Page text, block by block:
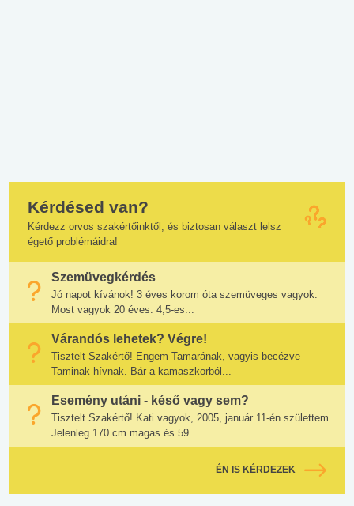
Kérdésed van?
Kérdezz orvos szakértőinktől, és biztosan választ lelsz
égető problémáidra!
Szemüvegkérdés
Jó napot kívánok! 3 éves korom óta szemüveges vagyok.
Most vagyok 20 éves. 4,5-es...
Várandós lehetek? Végre!
Tisztelt Szakértő! Engem Tamarának, vagyis becézve
Taminak hívnak. Bár a kamaszkorból...
Esemény utáni - késő vagy sem?
Tisztelt Szakértő! Kati vagyok, 2005, január 11-én születtem.
Jelenleg 170 cm magas és 59...
ÉN IS KÉRDEZEK